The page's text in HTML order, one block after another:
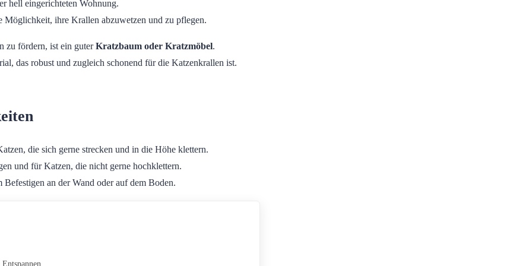
ihre Krallen abzuwetzen und zu pflegen.
zu fördern, ist ein guterKratzbaum oder Kratzmöbel.
das robust und zugleich schonend für die Katzenkrallen ist.
die sich gerne strecken und in die Höhe klettern.
und für Katzen, die nicht gerne hochklettern.
an der Wand oder auf dem Boden.